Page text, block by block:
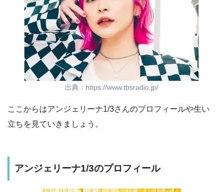
出典：https://www.tbsradio.jp/
ここからはアンジェリーナ1/3さんのプロフィールや生い
立ちを見ていきましょう。
アンジェリーナ1/3のプロフィール